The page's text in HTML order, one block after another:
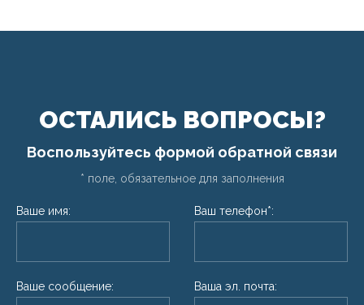
ОСТАЛИСЬ ВОПРОСЫ?
Воспользуйтесь формой обратной связи
* поле, обязательное для заполнения
Ваше имя:
Ваше сообщение:
Ваш телефон*:
Ваша эл. почта: